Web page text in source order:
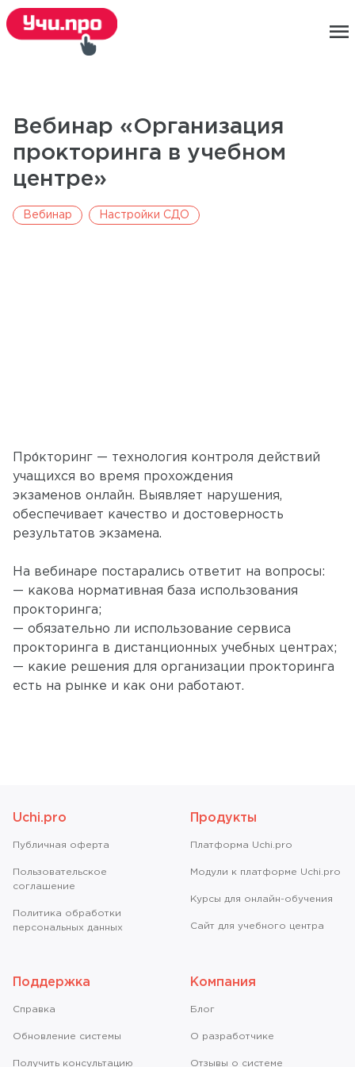
menu
Вебинар «Организация
прокторинга в учебном
центре»
Вебинар Настройки СДО
Про́кторинг — технология контроля действий
учащихся во время прохождения
экзаменов онлайн. Выявляет нарушения,
обеспечивает качество и достоверность
результатов экзамена.
На вебинаре постарались ответит на вопросы:
— какова нормативная база использования
прокторинга;
— обязательно ли использование сервиса
прокторинга в дистанционных учебных центрах;
— какие решения для организации прокторинга
есть на рынке и как они работают.
Uchi.pro
Публичная оферта
Пользовательское
соглашение
Политика обработки
персональных данных
Продукты
Платформа Uchi.pro
Модули к платформе Uchi.pro
Курсы для онлайн-обучения
Сайт для учебного центра
Поддержка
Справкa
Обновление системы
Получить консультацию
Компания
Блог
О разработчике
Отзывы о системе